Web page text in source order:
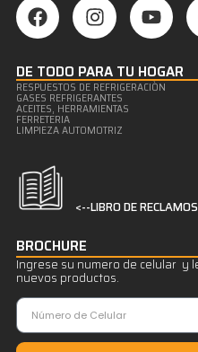
DE TODO PARA TU HOGAR
RESPUESTOS DE REFRIGERACIÒN
GASES REFRIGERANTES
ACEITES, HERRAMIENTAS
FERRETERIA
LIMPIEZA AUTOMOTRIZ
<--LIBRO DE RECLAMOS
BROCHURE
Ingrese su numero de celular y
nuevos productos.